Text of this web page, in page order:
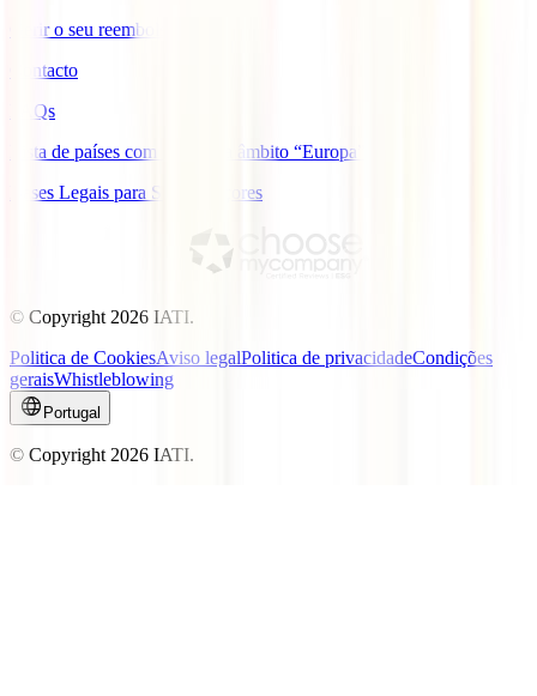
Gerir o seu reembolso
Contacto
FAQs
Lista de países com cobertura âmbito “Europa”
Bases Legais para Sorteio Açores
© Copyright 2026 IATI.
Politica de CookiesAviso legalPolitica de privacidadeCondições
geraisWhistleblowing
Portugal
© Copyright 2026 IATI.